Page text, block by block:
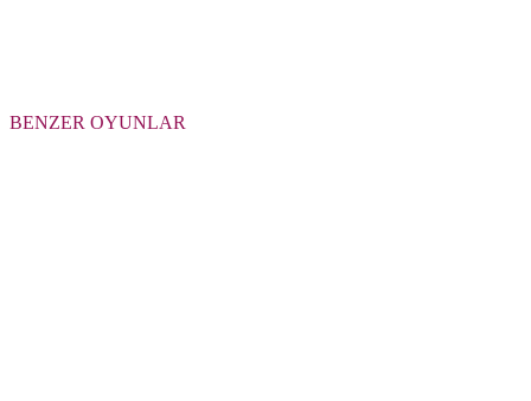
BENZER OYUNLAR